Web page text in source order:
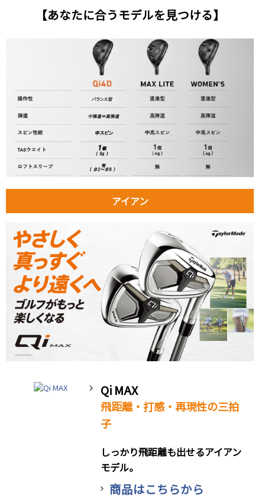
【あなたに合うモデルを見つける】
アイアン
Qi MAX
飛距離・打感・再現性の三拍
子
しっかり飛距離も出せるアイアン
モデル。
商品はこちらから